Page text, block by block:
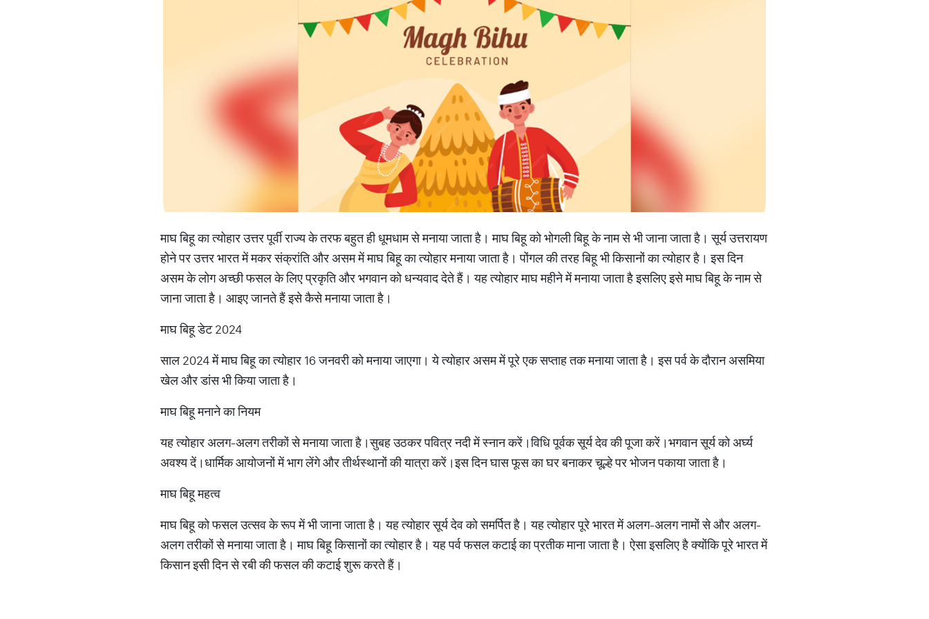
माघ बिहू का त्योहार उत्तर पूर्वी राज्य के तरफ बहुत ही धूमधाम से मनाया जाता है। माघ बिहू को भोगली बिहू के नाम से भी जाना जाता है। सूर्य उत्तरायण
होने पर उत्तर भारत में मकर संक्रांति और असम में माघ बिहू का त्योहार मनाया जाता है। पोंगल की तरह बिहू भी किसानों का त्योहार है। इस दिन
असम के लोग अच्छी फसल के लिए प्रकृति और भगवान को धन्यवाद देते हैं। यह त्योहार माघ महीने में मनाया जाता है इसलिए इसे माघ बिहू के नाम से
जाना जाता है। आइए जानते हैं इसे कैसे मनाया जाता है।
माघ बिहू डेट 2024
साल 2024 में माघ बिहू का त्योहार 16 जनवरी को मनाया जाएगा। ये त्योहार असम में पूरे एक सप्ताह तक मनाया जाता है। इस पर्व के दौरान असमिया
खेल और डांस भी किया जाता है।
माघ बिहू मनाने का नियम
यह त्योहार अलग-अलग तरीकों से मनाया जाता है।सुबह उठकर पवित्र नदी में स्नान करें।विधि पूर्वक सूर्य देव की पूजा करें।भगवान सूर्य को अर्घ्य
अवश्य दें।धार्मिक आयोजनों में भाग लेंगे और तीर्थस्थानों की यात्रा करें।इस दिन घास फूस का घर बनाकर चूल्हे पर भोजन पकाया जाता है।
माघ बिहू महत्व
माघ बिहू को फसल उत्सव के रूप में भी जाना जाता है। यह त्योहार सूर्य देव को समर्पित है। यह त्योहार पूरे भारत में अलग-अलग नामों से और अलग-
अलग तरीकों से मनाया जाता है। माघ बिहू किसानों का त्योहार है। यह पर्व फसल कटाई का प्रतीक माना जाता है। ऐसा इसलिए है क्योंकि पूरे भारत में
किसान इसी दिन से रबी की फसल की कटाई शुरू करते हैं।